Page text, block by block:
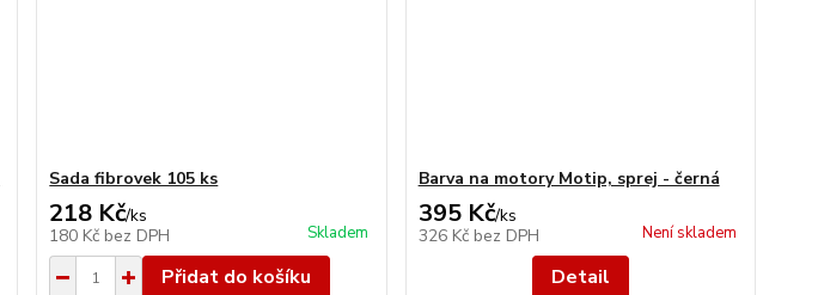
Sada fibrovek 105 ks
218 Kč/ks
180 Kč bez DPH Skladem
Přidat do košíku
Barva na motory Motip, sprej - černá
395 Kč/ks
326 Kč bez DPH Není skladem
Detail